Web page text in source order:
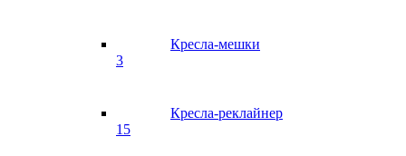
Кресла-мешки
3
Кресла-реклайнер
15